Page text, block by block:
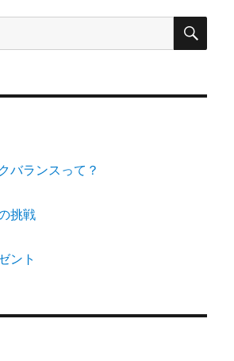
検
バランスって？
挑戦
ント